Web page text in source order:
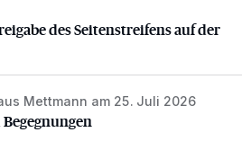
des Seitenstreifens auf der A3
des Seitenstreifens auf der
Mettmann am 25. Juli 2026